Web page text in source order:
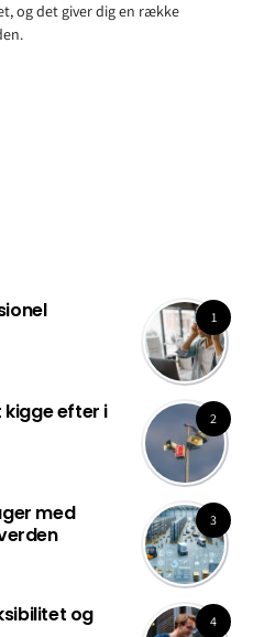
og det giver dig en række
1
2
efter i
3
med
4
og